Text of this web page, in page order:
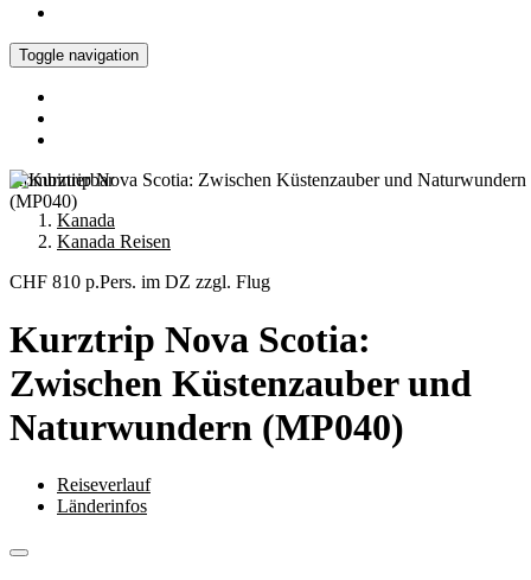
Toggle navigation
Kombinierbar
Kanada
Kanada Reisen
CHF 810 p.Pers. im DZ zzgl. Flug
Kurztrip Nova Scotia:
Zwischen Küstenzauber und
Naturwundern (MP040)
Reiseverlauf
Länderinfos